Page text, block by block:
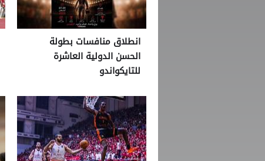
انطلاق منافسات بطولة
الحسن الدولية العاشرة
للتايكواندو